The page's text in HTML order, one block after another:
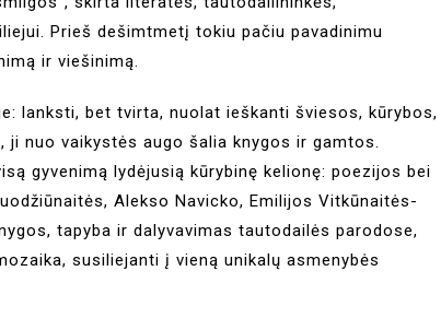
Prieš dešimtmetį tokiu pačiu pavadinimu
ir viešinimą.
lanksti, bet tvirta, nuolat ieškanti šviesos, kūrybos,
ji nuo vaikystės augo šalia knygos ir gamtos.
gyvenimą lydėjusią kūrybinę kelionę: poezijos bei
Alekso Navicko, Emilijos Vitkūnaitės-
tapyba ir dalyvavimas tautodailės parodose,
susiliejanti į vieną unikalų asmenybės